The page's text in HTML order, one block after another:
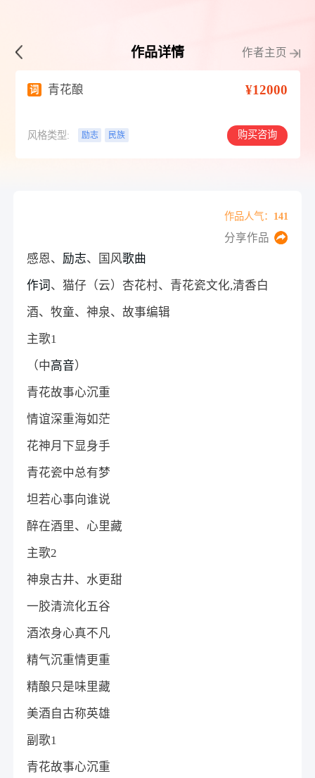
作品详情 作者主页
词 青花酿 ¥12000
风格类型: 励志 民族 购买咨询
作品人气：141
分享作品
感恩、 励志、国风歌曲
作词 、猫仔（云）杏花村、青花瓷文化,清香白
酒、牧童、神泉、故事编辑
主歌1
（中高音）
青花故事心沉重
情谊深重海如茫
花神月下显身手
青花瓷中总有梦
坦若心事向谁说
醉在酒里、心里藏
主歌2
神泉古井、水更甜
一胶清流化五谷
酒浓身心真不凡
精气沉重情更重
精酿只是味里藏
美酒自古称英雄
副歌1
青花故事心沉重